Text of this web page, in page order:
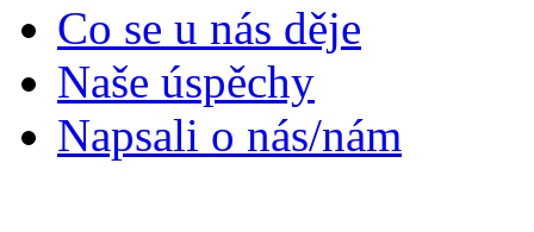
Co se u nás děje
Naše úspěchy
Napsali o nás/nám